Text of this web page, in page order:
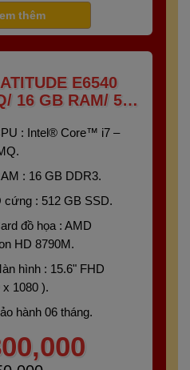
thêm
E6540
16 GB RAM/ 512
HD 8790M/
: Intel® Core™ i7 –
: 16 GB DDR3.
cứng : 512 GB SSD.
đồ họa : AMD
HD 8790M.
hình : 15.6" FHD
x 1080 ).
hành 06 tháng.